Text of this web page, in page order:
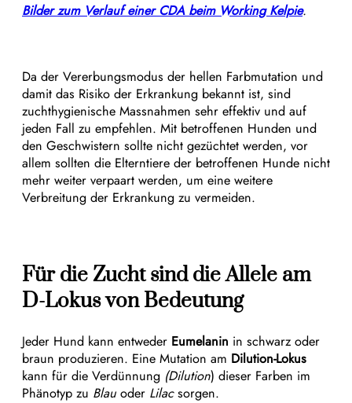
Bilder zum Verlauf einer CDA beim Working Kelpie.
Da der Vererbungsmodus der hellen Farbmutation und
damit das Risiko der Erkrankung bekannt ist, sind
zuchthygienische Massnahmen sehr effektiv und auf
jeden Fall zu empfehlen. Mit betroffenen Hunden und
den Geschwistern sollte nicht gezüchtet werden, vor
allem sollten die Elterntiere der betroffenen Hunde nicht
mehr weiter verpaart werden, um eine weitere
Verbreitung der Erkrankung zu vermeiden.
Für die Zucht sind die Allele am
D-Lokus von Bedeutung
Jeder Hund kann entweder Eumelanin in schwarz oder
braun produzieren. Eine Mutation am Dilution-Lokus
kann für die Verdünnung (Dilution) dieser Farben im
Phänotyp zu Blau oder Lilacsorgen.